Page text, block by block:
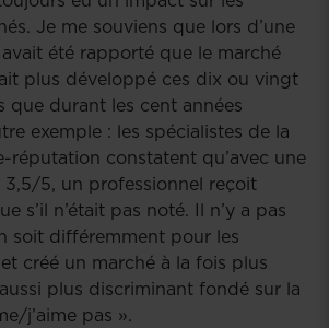
Je me souviens que lors d’une
été rapporté que le marché
plus développé ces dix ou vingt
que durant les cent années
exemple : les spécialistes de la
réputation constatent qu’avec une
3,5/5, un professionnel reçoit
s’il n’était pas noté. Il n’y a pas
soit différemment pour les
créé un marché à la fois plus
plus discriminant fondé sur la
j’aime pas ».